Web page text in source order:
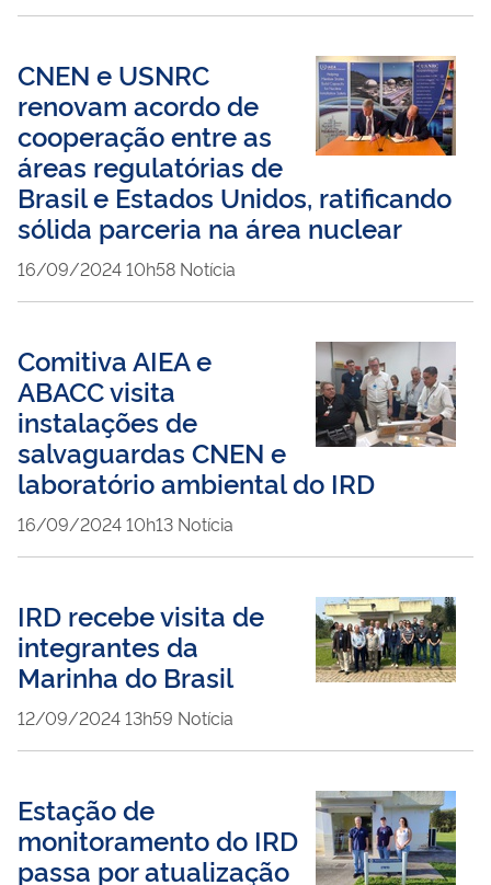
CNEN e USNRC
renovam acordo de
cooperação entre as
áreas regulatórias de
Brasil e Estados Unidos, ratificando
sólida parceria na área nuclear
publicado
16/09/202410h58 Notícia
Comitiva AIEA e
ABACC visita
instalações de
salvaguardas CNEN e
laboratório ambiental do IRD
publicado
16/09/202410h13 Notícia
IRD recebe visita de
integrantes da
Marinha do Brasil
publicado
12/09/202413h59 Notícia
Estação de
monitoramento do IRD
passa por atualização